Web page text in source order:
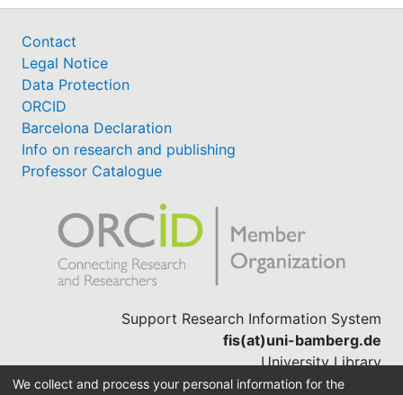
Contact
Legal Notice
Data Protection
ORCID
Barcelona Declaration
Info on research and publishing
Professor Catalogue
Support Research Information System
fis(at)uni-bamberg.de
University Library
(0951) 863-1568
We collect and process your personal information for the